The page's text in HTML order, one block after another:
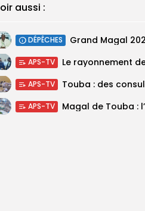
aussi :
DÉPÊCHES
APS-TV
APS-TV
APS-TV